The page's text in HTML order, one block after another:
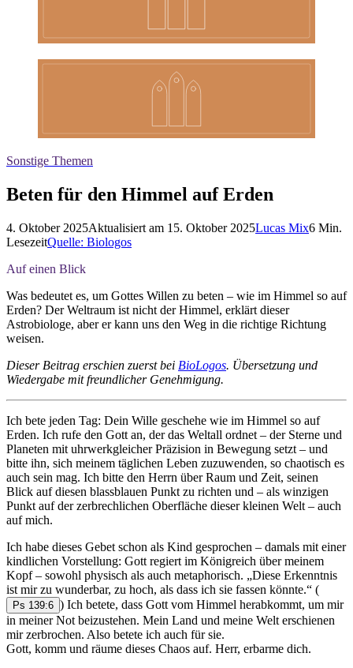
Sonstige Themen
Beten für den Himmel auf Erden
4. Oktober 2025Aktualisiert am 15. Oktober 2025Lucas Mix6 Min.
LesezeitQuelle: Biologos
Auf einen Blick
Was bedeutet es, um Gottes Willen zu beten – wie im Himmel so auf
Erden? Der Weltraum ist nicht der Himmel, erklärt dieser
Astrobiologe, aber er kann uns den Weg in die richtige Richtung
weisen.
Dieser Beitrag erschien zuerst bei BioLogos. Übersetzung und
Wiedergabe mit freundlicher Genehmigung.
Ich bete jeden Tag: Dein Wille geschehe wie im Himmel so auf
Erden. Ich rufe den Gott an, der das Weltall ordnet – der Sterne und
Planeten mit uhrwerkgleicher Präzision in Bewegung setzt – und
bitte ihn, sich meinem täglichen Leben zuzuwenden, so chaotisch es
auch sein mag. Ich bitte den Herrn über Raum und Zeit, seinen
Blick auf diesen blassblauen Punkt zu richten und – als winzigen
Punkt auf der zerbrechlichen Oberfläche dieser kleinen Welt – auch
auf mich.
Ich habe dieses Gebet schon als Kind gesprochen – damals mit einer
kindlichen Vorstellung: Gott regiert im Königreich über meinem
Kopf – sowohl physisch als auch metaphorisch. „Diese Erkenntnis
ist mir zu wunderbar, zu hoch, als dass ich sie fassen könnte.“ (
Ps 139:6 ) Ich betete, dass Gott vom Himmel herabkommt, um mir
in meiner Not beizustehen. Mein Land und meine Welt erschienen
mir zerbrochen. Also betete ich auch für sie.
Gott, komm und räume dieses Chaos auf. Herr, erbarme dich.